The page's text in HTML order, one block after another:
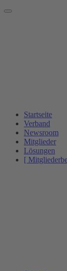
Startseite
Verband
Newsroom
Mitglieder
Lösungen
[